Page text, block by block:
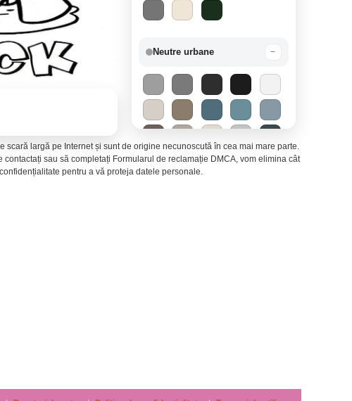
Neutre urbane −
largă pe Internet și sunt de origine necunoscută în cea mai mare parte.
sau să completați Formularul de reclamație DMCA, vom elimina cât
pentru a vă proteja datele personale.